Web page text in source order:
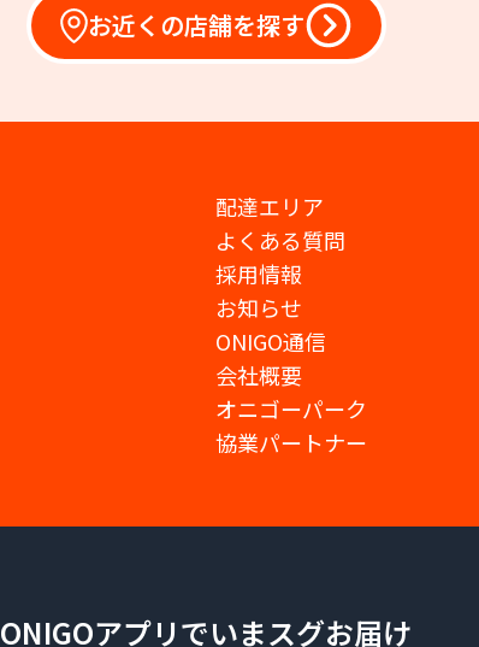
お近くの店舗を探す
配達エリア
よくある質問
採用情報
お知らせ
ONIGO通信
会社概要
オニゴーパーク
協業パートナー
ONIGOアプリでいまスグお届け